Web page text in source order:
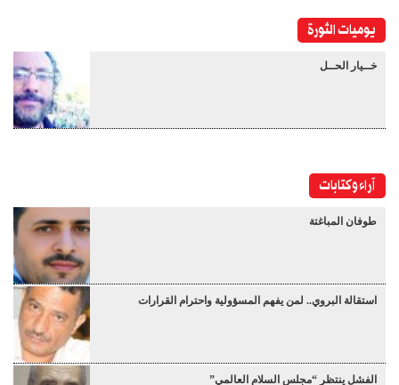
يوميات الثورة
خــيار الحــل
آراء وكتابات
طوفان المباغتة
استقالة البروي.. لمن يفهم المسؤولية واحترام القرارات
الفشل ينتظر “مجلس السلام العالمي”